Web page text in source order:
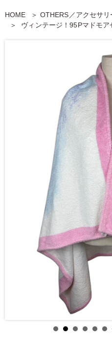
HOME
OTHERS／アクセサ
ヴィンテージ！95Pマドモ